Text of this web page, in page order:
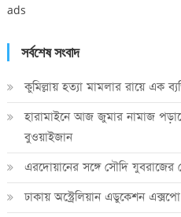
ads
সর্বশেষ সংবাদ
কুমিল্লায় হত্যা মামলার রায়ে এক
হারামাইনে আজ জুমার নামাজ
বুওয়াইজান
এরদোয়ানের সঙ্গে সৌদি
ঢাকায় অস্ট্রেলিয়ান এডুকেশন